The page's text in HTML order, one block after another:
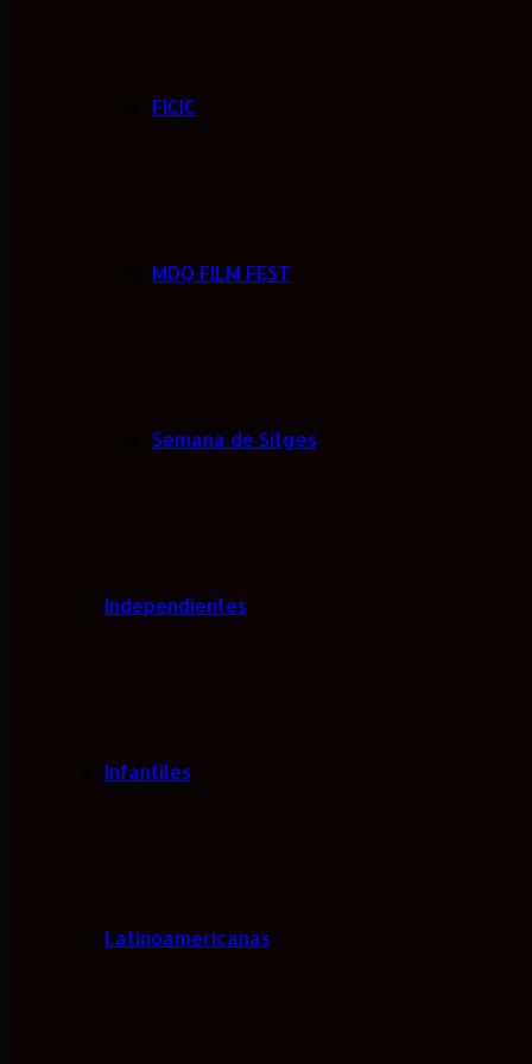
FICIC
MDQ FILM FEST
Semana de Sitges
Independientes
Infantiles
Latinoamericanas